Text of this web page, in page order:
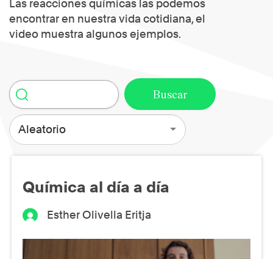
Las reacciones químicas las podemos
encontrar en nuestra vida cotidiana, el
video muestra algunos ejemplos.
Aleatorio
Química al día a día
Esther Olivella Eritja